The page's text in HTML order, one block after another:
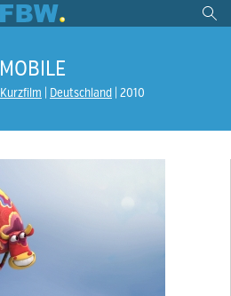
MOBILE
Kurzfilm Deutschland 2010